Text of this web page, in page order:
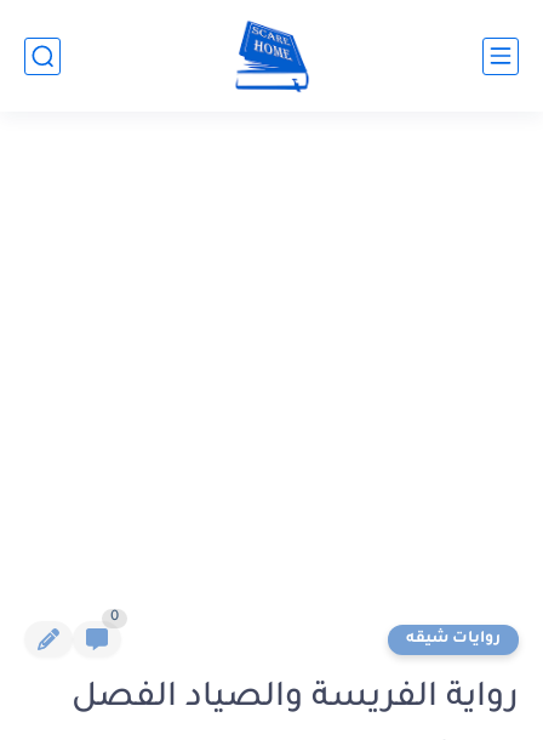
روايات شيقه
0
رواية الفريسة والصياد الفصل